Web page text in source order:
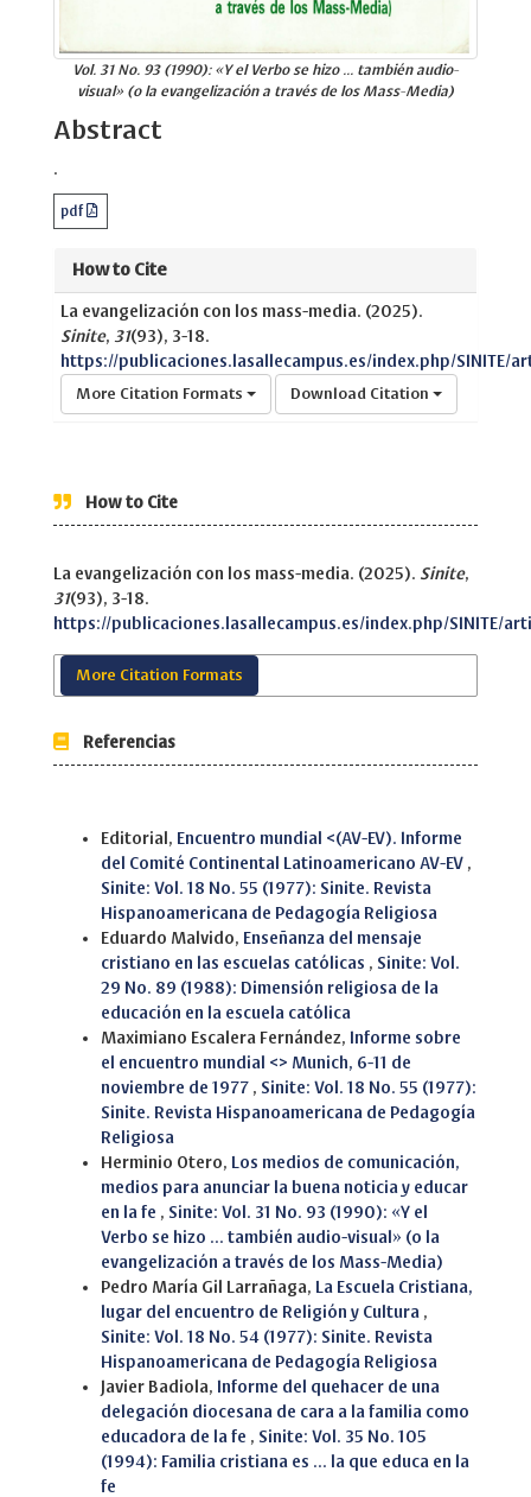
Vol. 31 No. 93 (1990): «Y el Verbo se hizo ... también audio-
visual» (o la evangelización a través de los Mass-Media)
Abstract
.
pdf
How to Cite
La evangelización con los mass-media. (2025).
Sinite, 31(93), 3-18.
https://publicaciones.lasallecampus.es/index.php/SINITE/
More Citation Formats Download Citation
How to Cite
La evangelización con los mass-media. (2025). Sinite,
31(93), 3-18.
https://publicaciones.lasallecampus.es/index.php/SINITE/
More Citation Formats
Referencias
Editorial, Encuentro mundial <(AV-EV). Informe
del Comité Continental Latinoamericano AV-EV ,
Sinite: Vol. 18 No. 55 (1977): Sinite. Revista
Hispanoamericana de Pedagogía Religiosa
Eduardo Malvido, Enseñanza del mensaje
cristiano en las escuelas católicas , Sinite: Vol.
29 No. 89 (1988): Dimensión religiosa de la
educación en la escuela católica
Maximiano Escalera Fernández, Informe sobre
el encuentro mundial <> Munich, 6-11 de
noviembre de 1977 , Sinite: Vol. 18 No. 55 (1977):
Sinite. Revista Hispanoamericana de Pedagogía
Religiosa
Herminio Otero,
Los medios de comunicación,
medios para anunciar la buena noticia y educar
en la fe , Sinite: Vol. 31 No. 93 (1990): «Y el
Verbo se hizo ... también audio-visual» (o la
evangelización a través de los Mass-Media)
Pedro María Gil Larrañaga,
La Escuela Cristiana,
lugar del encuentro de Religión y Cultura ,
Sinite: Vol. 18 No. 54 (1977): Sinite. Revista
Hispanoamericana de Pedagogía Religiosa
Javier Badiola, Informe del quehacer de una
delegación diocesana de cara a la familia como
educadora de la fe , Sinite: Vol. 35 No. 105
(1994): Familia cristiana es ... la que educa en la
fe